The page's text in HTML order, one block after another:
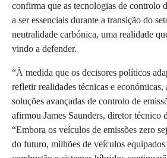
confirma que as tecnologias de controlo
a ser essenciais durante a transição do
neutralidade carbónica, uma realidade
vindo a defender.
“À medida que os decisores políticos
refletir realidades técnicas e
soluções avançadas de controlo de
afirmou James Saunders, diretor técnico
“Embora os veículos de emissões zero
do futuro, milhões de veículos